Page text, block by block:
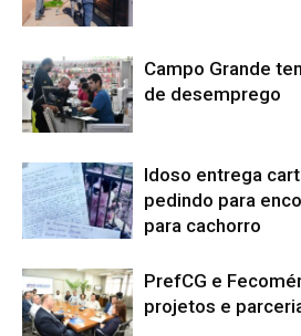
Campo Grande
de desemprego
Idoso entrega
pedindo para
para cachorro
PrefCG e
projetos e